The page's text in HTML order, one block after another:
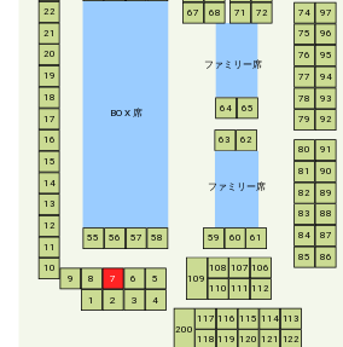
BO X 席
ファミリー席
ファミリー席
1 2 3 4
5
6
7
8
9
10
11
12
13
14
15
16
17
18
19
20
21
22
55 56 57 58 59 60 61
62
63
64 65
67
68
71
72
74
75
76
77
78
79
80
81
82
83
84
85 86
87
88
89
90
91
92
93
94
95
96
97
106
107
108
109
110 111 112
113
114
115
116
117
118 119 120 121 122
200